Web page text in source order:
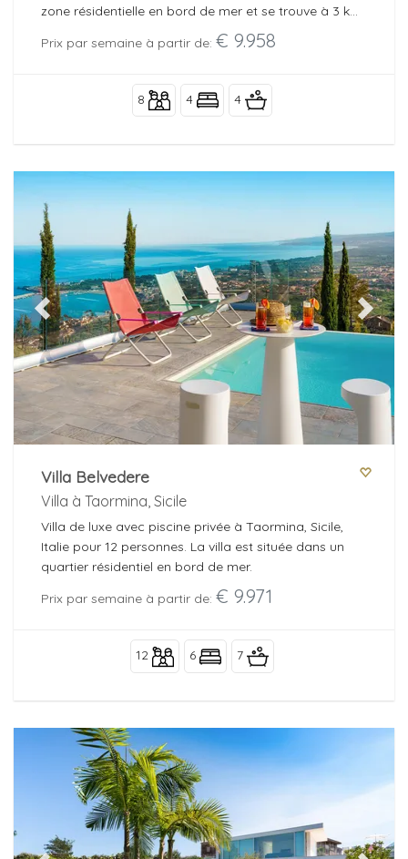
zone résidentielle en bord de mer et se trouve à 3 km
Prix par semaine à partir de: € 9.958
8 4 4
Previous Next
Villa Belvedere
Villa à Taormina, Sicile
Villa de luxe avec piscine privée à Taormina, Sicile,
Italie pour 12 personnes. La villa est située dans un
quartier résidentiel en bord de mer.
Prix par semaine à partir de: € 9.971
12 6 7